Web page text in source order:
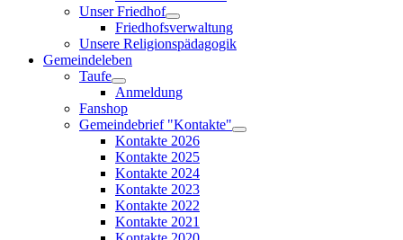
Unser Friedhof
Friedhofsverwaltung
Unsere Religionspädagogik
Gemeindeleben
Taufe
Anmeldung
Fanshop
Gemeindebrief "Kontakte"
Kontakte 2026
Kontakte 2025
Kontakte 2024
Kontakte 2023
Kontakte 2022
Kontakte 2021